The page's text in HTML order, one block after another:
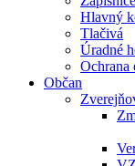
Hlavný
Tlačivá
Úradné
Ochrana
Občan